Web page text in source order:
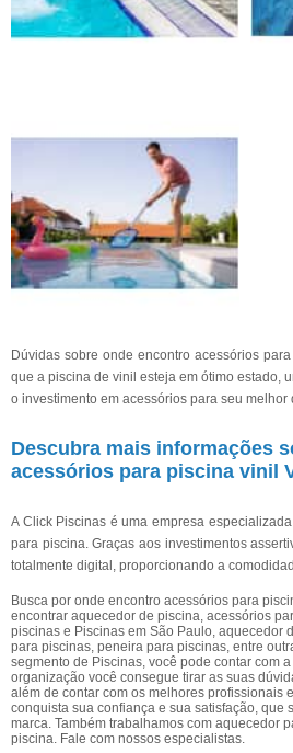
Dúvidas sobre onde encontro acessórios
que a piscina de vinil esteja em ótimo estado,
o investimento em acessórios para seu melhor
Descubra mais informações
acessórios para piscina vinil
A Click Piscinas é uma empresa
para piscina. Graças aos investimentos
totalmente digital, proporcionando a
Busca por onde encontro acessórios para
encontrar aquecedor de piscina, acessórios
piscinas e Piscinas em São Paulo, aquecedor
para piscinas, peneira para piscinas, entre
segmento de Piscinas, você pode contar com
organização você consegue tirar as suas
além de contar com os melhores profissionais
conquista sua confiança e sua satisfação, que
marca. Também trabalhamos com aquecedor
piscina. Fale com nossos especialistas.